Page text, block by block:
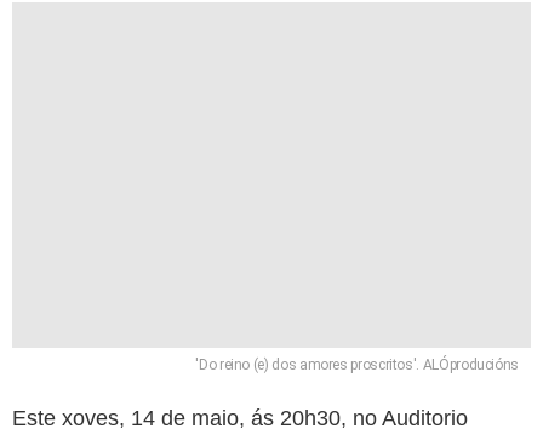
'Do reino (e) dos amores proscritos'. ALÓproducións
Este xoves, 14 de maio, ás 20h30, no Auditorio